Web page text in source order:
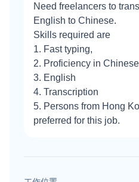
Need freelancers to
English to Chinese.
Skills required are
1. Fast typing,
2. Proficiency in Chinese
3. English
4. Transcription
5. Persons from Hong
preferred for this job.